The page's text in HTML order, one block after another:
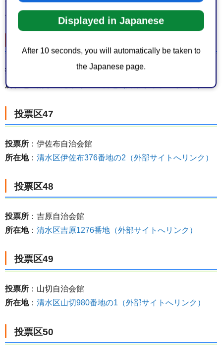
Displayed in Japanese
After 10 seconds, you will automatically be taken to
the Japanese page.
所在地：清水区横砂本町26番18号（外部サイトへリンク）
投票所
：静岡市立清水庵原小学校
所在地
投票区47
投票所 ：伊佐布自治会館
所在地： 清水区伊佐布376番地の2（外部サイトへリンク）
投票区48
投票所 ：吉原自治会館
所在地： 清水区吉原1276番地（外部サイトへリンク）
投票区49
投票所 ：山切自治会館
所在地： 清水区山切980番地の1（外部サイトへリンク）
投票区50